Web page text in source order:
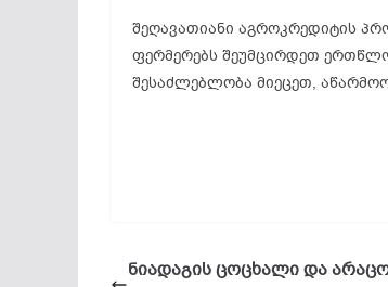
შეღავათიანი აგროკრედიტის
ფერმერებს შეუმცირდეთ
შესაძლებლობა მიეცეთ,
ნიადაგის ცოცხალი და